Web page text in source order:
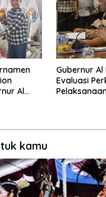
Al
Gubernur Al
Evaluasi
kamu